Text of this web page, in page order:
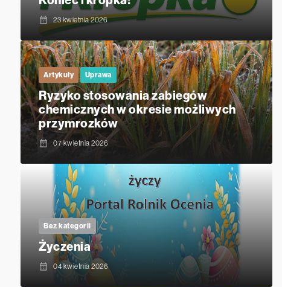
23 kwietnia 2026
Artykuły Uprawa
Ryzyko stosowania zabiegów
chemicznych w okresie możliwych
przymrozków
07 kwietnia 2026
Bez kategorii
Życzenia
04 kwietnia 2026